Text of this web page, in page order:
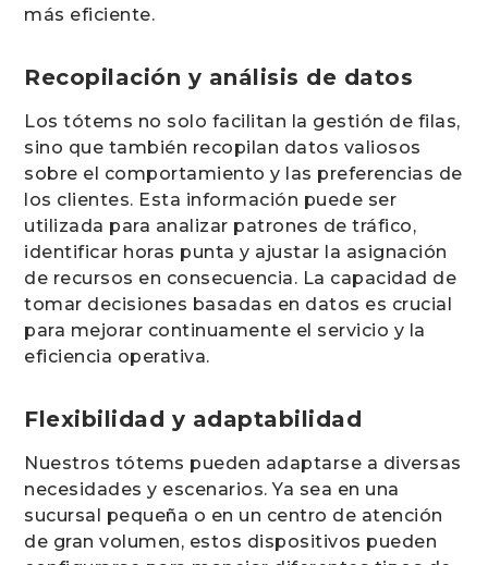
más eficiente.
Recopilación y análisis de datos
Los tótems no solo facilitan la gestión de filas,
sino que también recopilan datos valiosos
sobre el comportamiento y las preferencias de
los clientes. Esta información puede ser
utilizada para analizar patrones de tráfico,
identificar horas punta y ajustar la asignación
de recursos en consecuencia. La capacidad de
tomar decisiones basadas en datos es crucial
para mejorar continuamente el servicio y la
eficiencia operativa.
Flexibilidad y adaptabilidad
Nuestros tótems pueden adaptarse a diversas
necesidades y escenarios. Ya sea en una
sucursal pequeña o en un centro de atención
de gran volumen, estos dispositivos pueden